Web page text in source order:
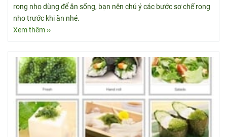
rong nho dùng để ăn sống, bạn nên chú ý các bước sơ chế rong
nho trước khi ăn nhé.
Xem thêm ››